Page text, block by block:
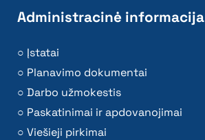
Administracinė informacija
Įstatai
Planavimo dokumentai
Darbo užmokestis
Paskatinimai ir apdovanojimai
Viešieji pirkimai